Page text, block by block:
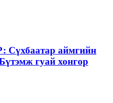
аймгийн
гуай хонгор